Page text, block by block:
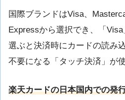
国際ブランドはVisa、
Expressから選択でき、「
選ぶと決済時にカードの読み
不要になる「タッチ決済」が
楽天カードの日本国内での発